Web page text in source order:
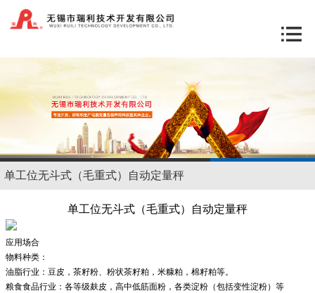
单工位无斗式（毛重式）自动定量秤
单工位无斗式（毛重式）自动定量秤
应用场合
物料种类：
油脂行业：豆皮，茶籽粉、粉状茶籽粕，米糠粕，棉籽粕等。
粮食食品行业：各等级麸皮，高中低筋面粉，各类淀粉（包括变性淀粉）等